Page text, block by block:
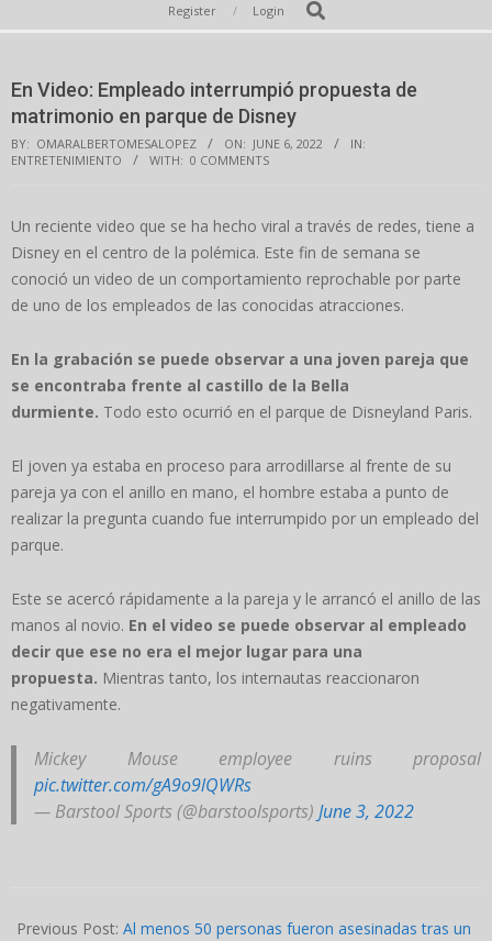
Navigation
Register Login Search
En Video: Empleado interrumpió propuesta de
matrimonio en parque de Disney
BY: OMARALBERTOMESALOPEZ ON: JUNE 6, 2022
IN:
ENTRETENIMIENTO
WITH: 0 COMMENTS
Un reciente video que se ha hecho viral a través de redes, tiene a
Disney en el centro de la polémica. Este fin de semana se
conoció un video de un comportamiento reprochable por parte
de uno de los empleados de las conocidas atracciones.
En la grabación se puede observar a una joven pareja que
se encontraba frente al castillo de la Bella
durmiente. Todo esto ocurrió en el parque de Disneyland Paris.
El joven ya estaba en proceso para arrodillarse al frente de su
pareja ya con el anillo en mano, el hombre estaba a punto de
realizar la pregunta cuando fue interrumpido por un empleado del
parque.
Este se acercó rápidamente a la pareja y le arrancó el anillo de las
manos al novio. En el video se puede observar al empleado
decir que ese no era el mejor lugar para una
propuesta. Mientras tanto, los internautas reaccionaron
negativamente.
Mickey Mouse employee ruins proposal
pic.twitter.com/gA9o9lQWRs
— Barstool Sports (@barstoolsports) June 3, 2022
06-
Previous Post: Al menos 50 personas fueron asesinadas tras un